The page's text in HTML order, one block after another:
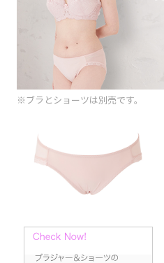
※ブラとショーツは別売です。